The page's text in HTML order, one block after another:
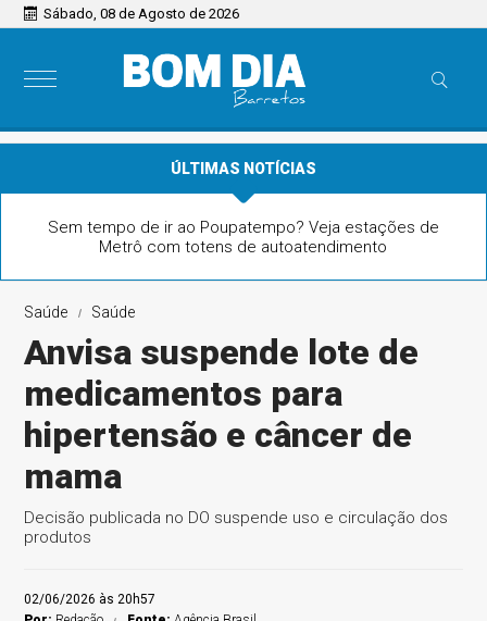
Sábado, 08 de Agosto de 2026
ÚLTIMAS NOTÍCIAS
Sem tempo de ir ao Poupatempo? Veja estações de
Metrô com totens de autoatendimento
Saúde Saúde
Anvisa suspende lote de
medicamentos para
hipertensão e câncer de
mama
Decisão publicada no DO suspende uso e circulação dos
produtos
02/06/2026 às 20h57